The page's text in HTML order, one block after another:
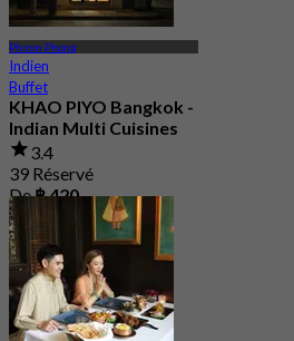
Phrom Phong
Indien
Buffet
KHAO PIYO Bangkok -
Indian Multi Cuisines
3.4
39 Réservé
De฿ 420